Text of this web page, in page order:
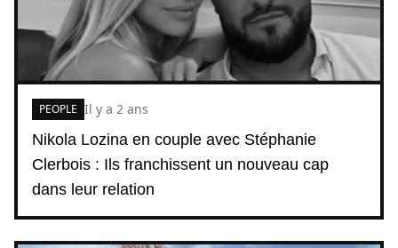
Nikola Lozina en couple avec Stéphanie
Clerbois : Ils franchissent un nouveau cap
dans leur relation
PEOPLE Il y a 2 ans